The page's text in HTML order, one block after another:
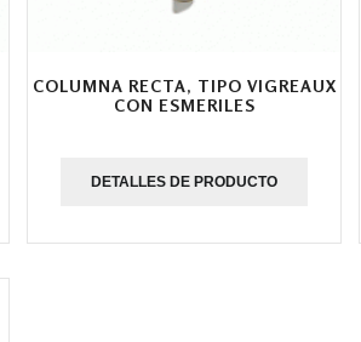
COLUMNA RECTA, TIPO VIGREAUX
CON ESMERILES
DETALLES DE PRODUCTO